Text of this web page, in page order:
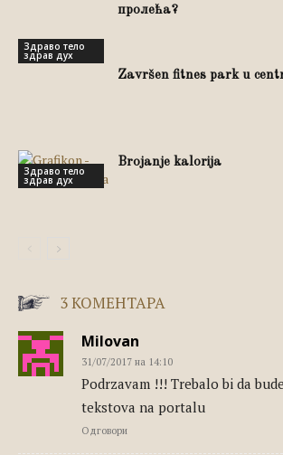
пролећа?
Здраво тело
здрав дух
Završen fitnes park u
Здраво тело
здрав дух
Brojanje kalorija
3 КОМЕНТАРА
Milovan
31/07/2017 на 14:10
Podrzavam !!! Trebalo bi da
tekstova na portalu
Одговори